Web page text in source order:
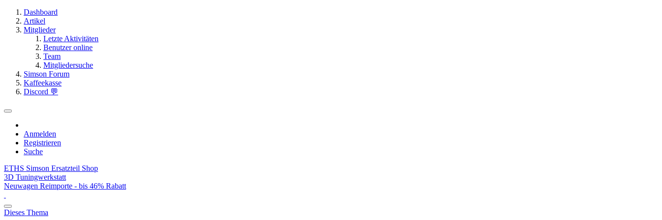
Dashboard
Artikel
Mitglieder
Letzte Aktivitäten
Benutzer online
Team
Mitgliedersuche
Simson Forum
Kaffeekasse
Discord 💬
Anmelden
Registrieren
Suche
ETHS Simson Ersatzteil Shop
3D Tuningwerkstatt
Neuwagen Reimporte - bis 46% Rabatt
Dieses Thema